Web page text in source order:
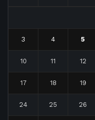
3 4 5
10 11 12
17 18 19
24 25 26